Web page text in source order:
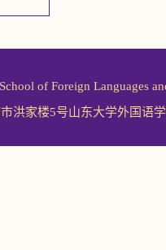
of Foreign Languages
洪家楼5号山东大学外国语